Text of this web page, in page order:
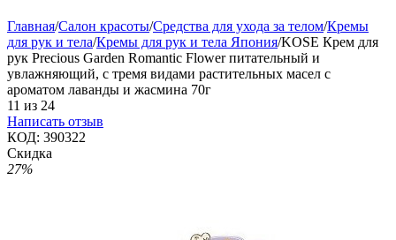
Главная/Салон красоты/Средства для ухода за телом/Кремы
для рук и тела/Кремы для рук и тела Япония/KOSE Крем для
рук Precious Garden Romantic Flower питательный и
увлажняющий, c тремя видами растительных масел с
ароматом лаванды и жасмина 70г
11 из 24
Написать отзыв
КОД: 390322
Скидка
27%